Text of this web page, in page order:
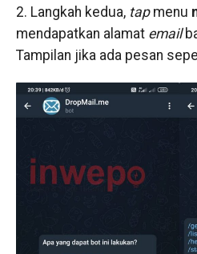
2. Langkah kedua, tapmenu
mendapatkan alamat email
Tampilan jika ada pesan